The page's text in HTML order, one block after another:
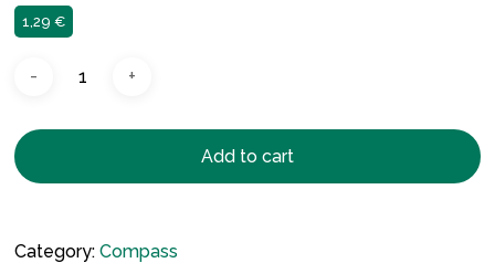
1,29€
Add to cart
Category:Compass